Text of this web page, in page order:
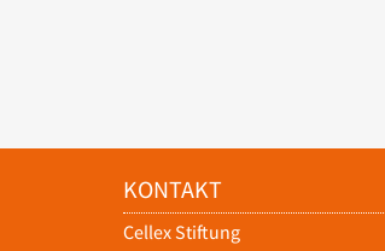
KONTAKT
Cellex Stiftung